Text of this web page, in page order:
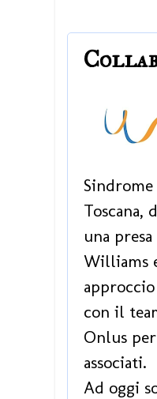
Toscana,
una
Williams
con il
Onlus
associati.
Ad oggi